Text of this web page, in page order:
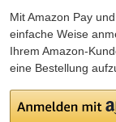
Mit Amazon Pay
einfache Weise
Ihrem Amazon-
eine Bestellung